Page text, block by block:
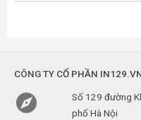
CÔNG TY CỔ PHẦN

Số 129 đường
phố Hà Nội